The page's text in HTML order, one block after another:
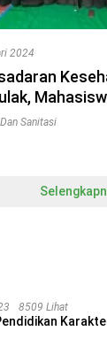
2024
Sanitasi
8509 Lihat